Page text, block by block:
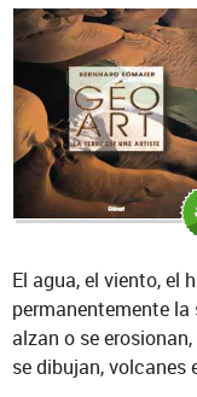
El agua, el viento, el
permanentemente
alzan o se
se dibujan, volcanes